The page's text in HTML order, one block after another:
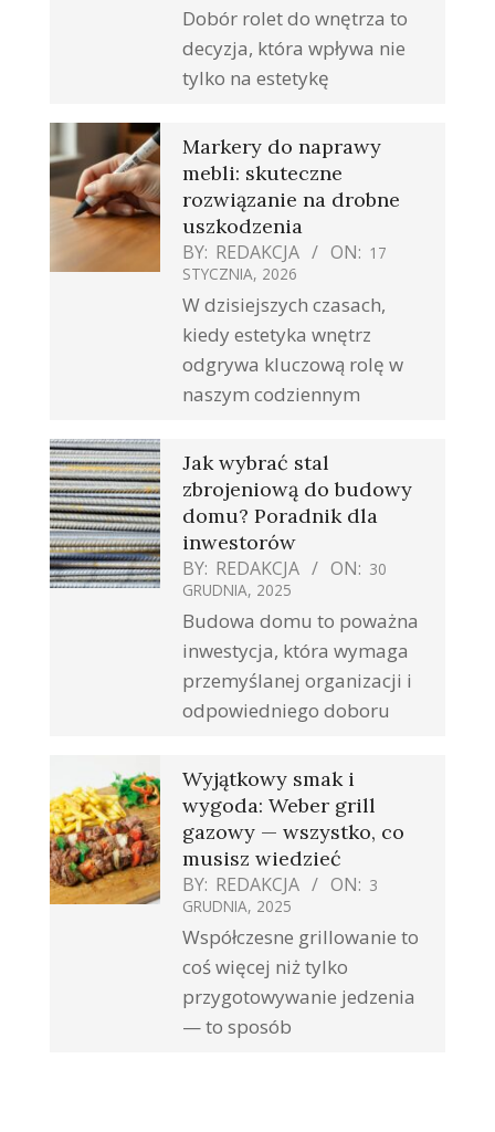
Dobór rolet do wnętrza to
decyzja, która wpływa nie
tylko na estetykę
Markery do naprawy
mebli: skuteczne
rozwiązanie na drobne
uszkodzenia
BY: REDAKCJA ON: 17
STYCZNIA, 2026
W dzisiejszych czasach,
kiedy estetyka wnętrz
odgrywa kluczową rolę w
naszym codziennym
Jak wybrać stal
zbrojeniową do budowy
domu? Poradnik dla
inwestorów
BY: REDAKCJA ON: 30
GRUDNIA, 2025
Budowa domu to poważna
inwestycja, która wymaga
przemyślanej organizacji i
odpowiedniego doboru
Wyjątkowy smak i
wygoda: Weber grill
gazowy — wszystko, co
musisz wiedzieć
BY: REDAKCJA ON: 3
GRUDNIA, 2025
Współczesne grillowanie to
coś więcej niż tylko
przygotowywanie jedzenia
— to sposób